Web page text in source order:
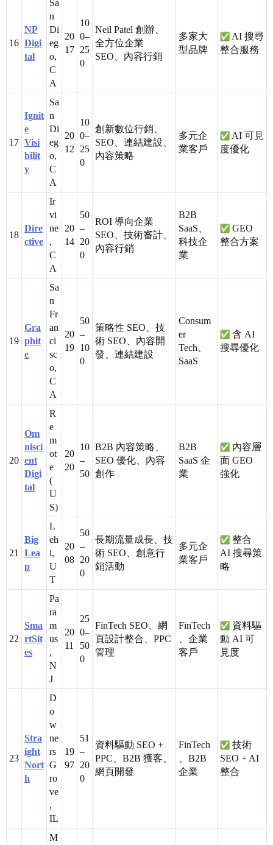
16
NP
Digi
tal
Sa
n
Di
eg
o,
C
A
20
17
10
0–
25
0
Neil Patel 創辦、
全方位企業
SEO、內容行銷
多家大
型品牌
AI 搜尋
整合服務
17
Ignit
e
Visi
bilit
y
Sa
n
Di
eg
o,
C
A
20
12
10
0–
25
0
創新數位行銷、
SEO、連結建設、
內容策略
多元企
業客戶
AI 可見
度優化
18
Dire
ctive
Ir
vi
ne
,
C
A
20
14
50
–
20
0
ROI 導向企業
SEO、技術審計、
內容行銷
B2B
SaaS、
科技企
業
GEO
整合方案
19
Gra
phit
e
Sa
n
Fr
an
ci
sc
o,
C
A
20
19
50
–
10
0
策略性 SEO、技
術 SEO、內容開
發、連結建設
Consum
er
Tech、
SaaS
含 AI
搜尋優化
20
Om
nisci
ent
Digi
tal
R
e
m
ot
e
(
U
S)
20
20
10
–
50
B2B 內容策略、
SEO 優化、內容
創作
B2B
SaaS 企
業
內容層
面 GEO
強化
21
Big
Lea
p
L
eh
i,
U
T
20
08
50
–
20
0
長期流量成長、技
術 SEO、創意行
銷活動
多元企
業客戶
整合
AI 搜尋策
略
22
Sma
rtSit
es
Pa
ra
m
us
,
N
J
20
11
25
0–
50
0
FinTech SEO、網
頁設計整合、PPC
管理
FinTech
、企業
客戶
資料驅
動 AI 可
見度
23
Stra
ight
Nort
h
D
o
w
ne
rs
G
ro
ve
,
IL
19
97
51
–
20
0
資料驅動 SEO +
PPC、B2B 獲客、
網頁開發
FinTech
、B2B
企業
技術
SEO + AI
整合
M